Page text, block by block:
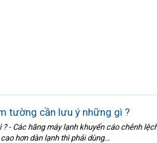
tường cần lưu ý những gì ?
- Các hãng máy lạnh khuyến cáo chênh
hơn dàn lạnh thì phải dùng...